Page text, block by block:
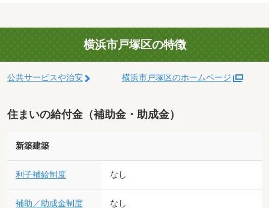
横浜市戸塚区の特徴
公共サービスや治安 横浜市戸塚区のホームページ
住まいの給付金（補助金・助成金）
新築建築
利子補給制度 なし
補助／助成金制度 なし